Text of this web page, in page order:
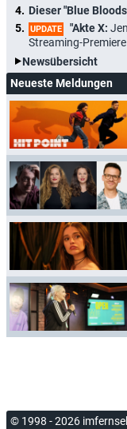
Dieser "Blue
UPDATE "Akte X:
Streaming-
Newsübersicht
Neueste Meldungen
© 1998 - 2026